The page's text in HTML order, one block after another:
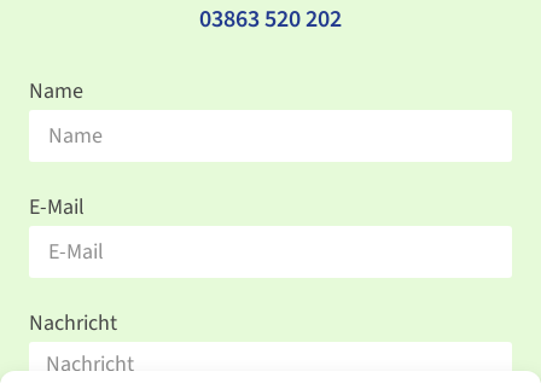
03863 520 202
Name
E-Mail
Nachricht